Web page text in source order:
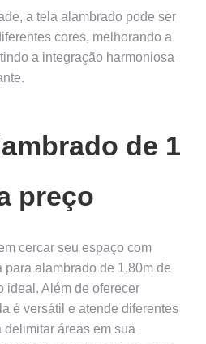
a tela alambrado pode ser
cores, melhorando a
a integração harmoniosa
de 1
preço
cercar seu espaço com
alambrado de 1,80m de
ideal. Além de oferecer
é versátil e atende diferentes
áreas em sua